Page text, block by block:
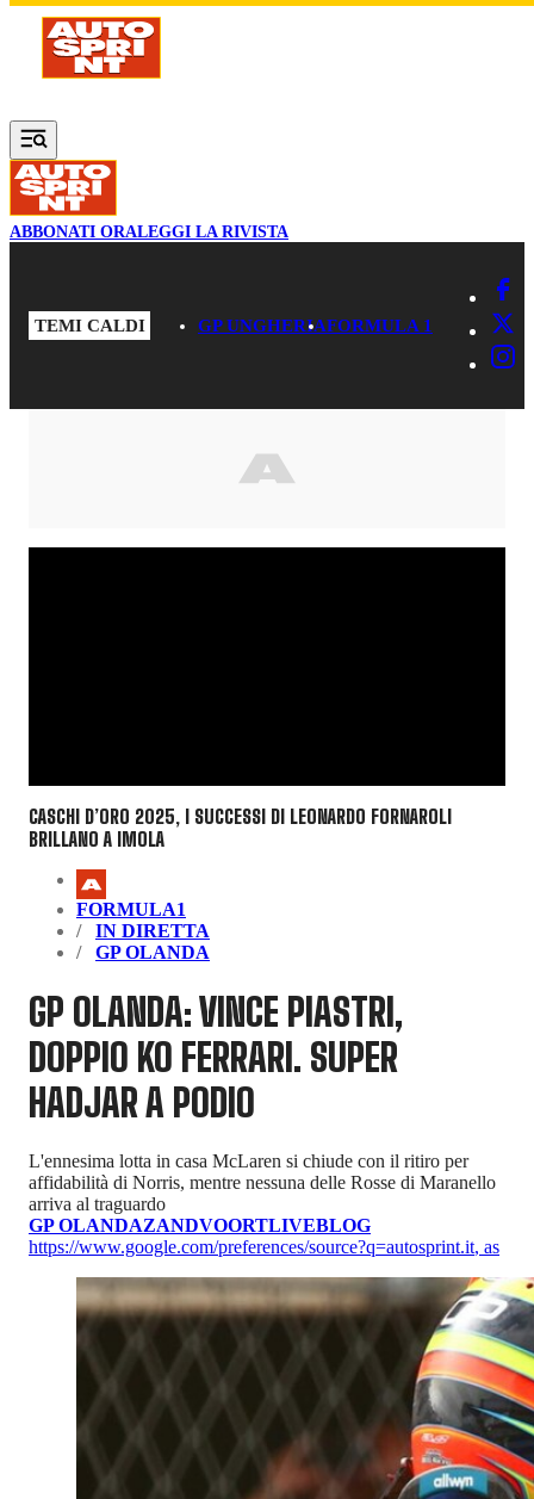
Vai al contenuto principale
ABBONATI ORALEGGI LA RIVISTA
TEMI CALDI GP UNGHERIAFORMULA 1
CASCHI D’ORO 2025, I SUCCESSI DI LEONARDO FORNAROLI
BRILLANO A IMOLA
FORMULA1
IN DIRETTA
GP OLANDA
GP OLANDA: VINCE PIASTRI,
DOPPIO KO FERRARI. SUPER
HADJAR A PODIO
L'ennesima lotta in casa McLaren si chiude con il ritiro per
affidabilità di Norris, mentre nessuna delle Rosse di Maranello
arriva al traguardo
GP OLANDAZANDVOORTLIVEBLOG
https://www.google.com/preferences/source?q=autosprint.it, as